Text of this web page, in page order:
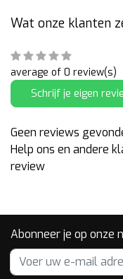
Wat onze klanten
average of 0 review(s)
Schrijf je eigen
Geen reviews
Help ons en andere
review
Abonneer je op onze